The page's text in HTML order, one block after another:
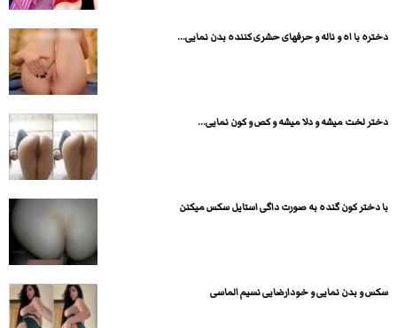
دختره با اه و ناله و حرفهای حشری کننده بدن نمایی...
دختر لخت میشه و دلا میشه و کص و کون نمایی...
با دختر کون گنده به صورت داگی استایل سکس میکنن
سکس و بدن نمایی و خودارضایی نسیم الماسی